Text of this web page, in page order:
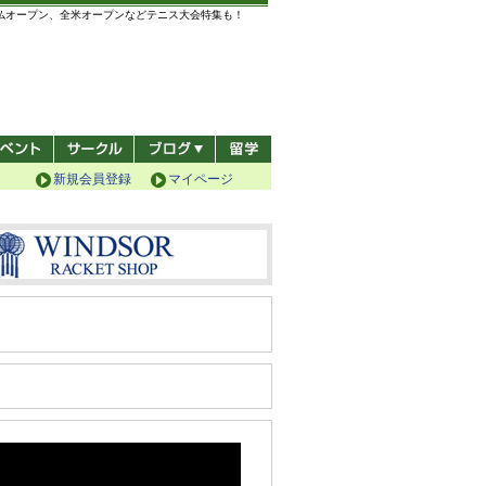
ープン、全米オープンなどテニス大会特集も！
マイページ
新規会員登録